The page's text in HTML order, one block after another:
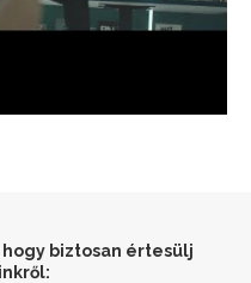
biztosan értesülj